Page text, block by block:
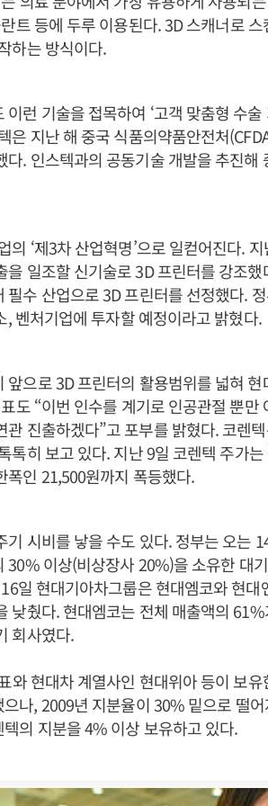
트 등에 두루 이용된다. 3D 스캐너로
하는 방식이다.
런 기술을 접목하여 ‘고객 맞춤형 수
은 지난 해 중국 식품의약품안전처
다. 인스텍과의 공동기술 개발을 추진해
의 ‘제3차 산업혁명’으로 일컫어진다.
을 일조할 신기술로 3D 프린터를 강조
필수 산업으로 3D 프린터를 선정했다.
, 벤처기업에 투자할 예정이라고 밝혔다.
앞으로 3D 프린터의 활용범위를 넓혀
도 “이번 인수를 계기로 인공관절 뿐만
관 진출하겠다”고 포부를 밝혔다. 코렌
톡히 보고 있다. 지난 9일 코렌텍 주가
폭인 21,500원까지 폭등했다.
기 시비를 낳을 수도 있다. 정부는 오는
30% 이상(비상장사 20%)을 소유한 대
일 현대기아차그룹은 현대엠코와 현
낮췄다. 현대엠코는 전체 매출액의
회사였다.
와 현대차 계열사인 현대위아 등이 보
나, 2009년 지분율이 30% 밑으로 떨
의 지분을 4% 이상 보유하고 있다.